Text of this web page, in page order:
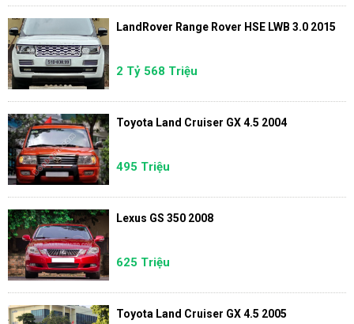
LandRover Range Rover HSE LWB 3.0 2015
2 Tỷ 568 Triệu
Toyota Land Cruiser GX 4.5 2004
495 Triệu
Lexus GS 350 2008
625 Triệu
Toyota Land Cruiser GX 4.5 2005